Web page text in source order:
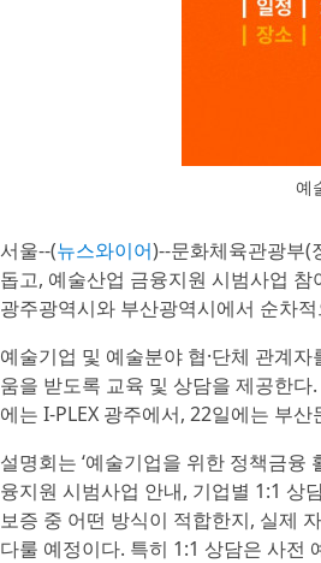
예
서울--(뉴스와이어)--문화체육관광부(
돕고, 예술산업 금융지원 시범사업
광주광역시와 부산광역시에서 순차
예술기업 및 예술분야 협·단체 관계
움을 받도록 교육 및 상담을 제공한
에는 I-PLEX 광주에서, 22일에는 부
설명회는 ‘예술기업을 위한 정책금
융지원 시범사업 안내, 기업별 1:1 상
보증 중 어떤 방식이 적합한지, 실제
다룰 예정이다. 특히 1:1 상담은 사전